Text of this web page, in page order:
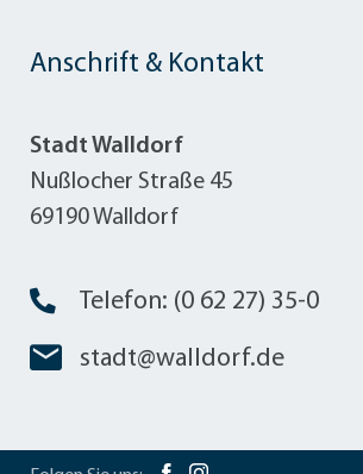
Anschrift & Kontakt
Stadt Walldorf
Nußlocher Straße 45
69190 Walldorf
Telefon: (0 62 27) 35-0
stadt@walldorf.de